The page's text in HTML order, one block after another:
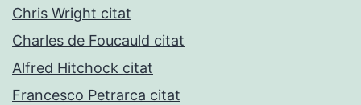
Chris Wright citat
Charles de Foucauld citat
Alfred Hitchock citat
Francesco Petrarca citat